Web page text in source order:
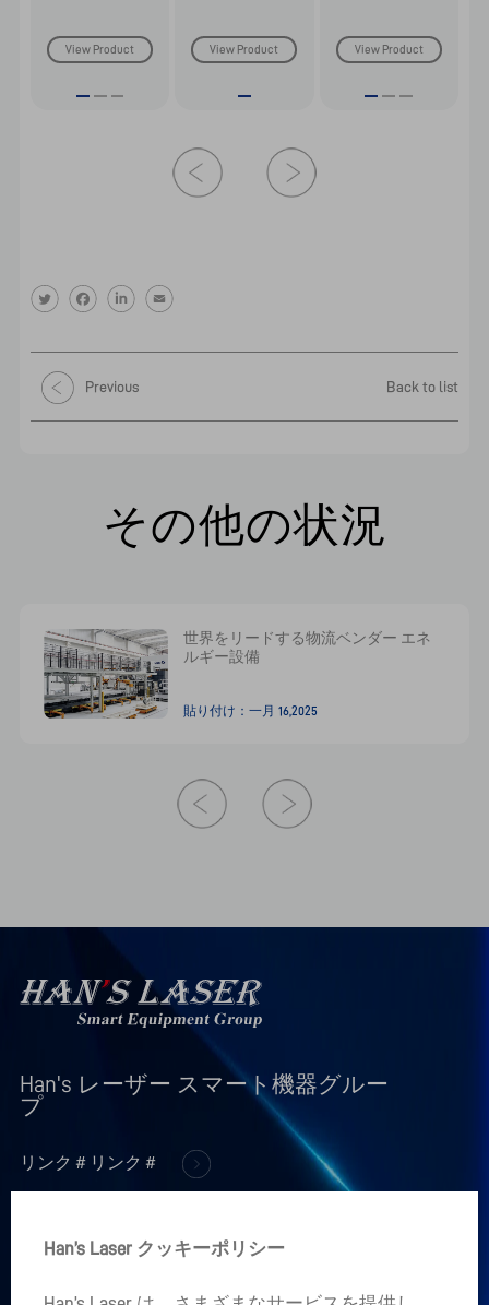
View Product View Product View Product
Previous Back to list
その他の状況
世界をリードする物流ベンダー エネ
ルギー設備
貼り付け：一月 16,2025
Han's レーザー スマート機器グルー
プ
リンク＃リンク＃
Han’s Laser クッキーポリシー